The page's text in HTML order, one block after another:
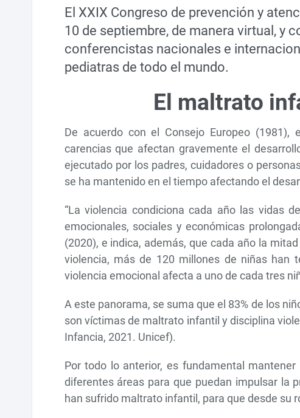
El XXIX Congreso de prevención y
10 de septiembre, de manera virtual, y
conferencistas nacionales e
pediatras de todo el mundo.
El maltrato
De acuerdo con el Consejo Europeo
carencias que afectan gravemente el
ejecutado por los padres, cuidadores o
se ha mantenido en el tiempo afectando el
“La violencia condiciona cada año las vidas
emocionales, sociales y económicas
(2020), e indica, además, que cada año la
violencia, más de 120 millones de niñas han
violencia emocional afecta a uno de cada tres
A este panorama, se suma que el 83% de los
son víctimas de maltrato infantil y disciplina
Infancia, 2021. Unicef).
Por todo lo anterior, es fundamental
diferentes áreas para que puedan impulsar la
han sufrido maltrato infantil, para que desde su